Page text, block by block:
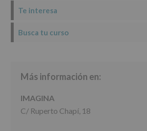
2016)
AYUNTAMIENTO
actividades
programas
participativos
para
Te interesa
Busca tu curso
Más información en:
IMAGINA
C/ Ruperto Chapí, 18